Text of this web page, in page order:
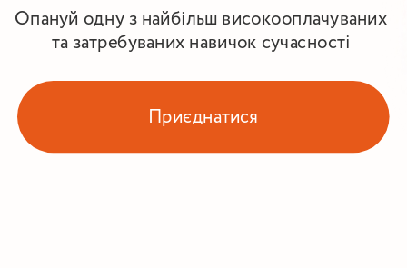
Приєднатися
Опануй одну з найбільш високооплачуваних
та затребуваних навичок сучасності